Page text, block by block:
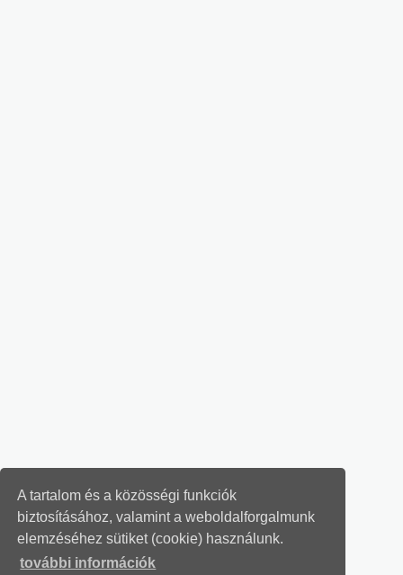
A tartalom és a közösségi funkciók
biztosításához, valamint a weboldalforgalmunk
elemzéséhez sütiket (cookie) használunk.
további információk